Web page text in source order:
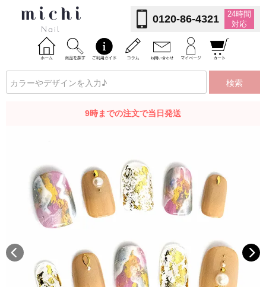
0120-86-4321
24時間
対応
検索
9時までの注文で当日発送